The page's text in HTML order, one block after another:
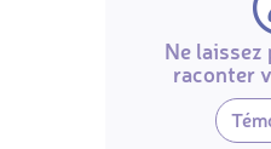
Ne laissez
raconter